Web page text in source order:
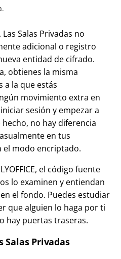
. Las Salas Privadas no
adicional o registro
entidad de cifrado.
obtienes la misma
a la que estás
movimiento extra en
sesión y empezar a
no hay diferencia
en tus
modo encriptado.
el código fuente
lo examinen y entiendan
el fondo. Puedes estudiar
que alguien lo haga por ti
hay puertas traseras.
Salas Privadas